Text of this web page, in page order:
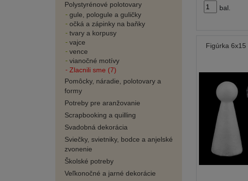
Polystyrénové polotovary
gule, pologule a guličky
očká a zápinky na baňky
tvary a korpusy
vajce
vence
vianočné motívy
Zlacnili sme (7)
Pomôcky, náradie, polotovary a
formy
Potreby pre aranžovanie
Scrapbooking a quilling
Svadobná dekorácia
Sviečky, svietniky, bodce a anjelské
zvonenie
Školské potreby
Veľkonočné a jarné dekorácie
bal.
Figúrka